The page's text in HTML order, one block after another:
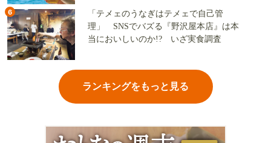
6
「テメェのうなぎはテメェで自己管
理」 SNSでバズる『野沢屋本店』は本
当においしいのか!? いざ実食調査
ランキングをもっと見る